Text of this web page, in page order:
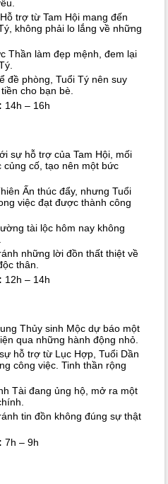
Hỗ trợ từ Tam Hội mang đến
không phải lo lắng về những
Thần làm đẹp mệnh, đem lại
đề phòng, Tuổi Tý nên suy
cho bạn bè.
14h – 16h
sự hỗ trợ của Tam Hội, mối
cố, tạo nên một bức
Ấn thúc đẩy, nhưng Tuổi
việc đạt được thành công
tài lộc hôm nay không
những lời đồn thất thiệt về
thân.
12h – 14h
Thủy sinh Mộc dự báo một
qua những hành động nhỏ.
hỗ trợ từ Lục Hợp, Tuổi Dần
công việc. Tinh thần rộng
Tài đang ủng hộ, mở ra một
tin đồn không đúng sự thật
7h – 9h